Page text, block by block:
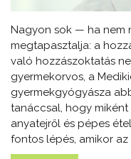
Nagyon sok — ha nem
megtapasztalja: a
való hozzászoktatás
gyermekorvos, a
gyermekgyógyásza
tanáccsal, hogy
anyatejről és pépes
fontos lépés, amikor